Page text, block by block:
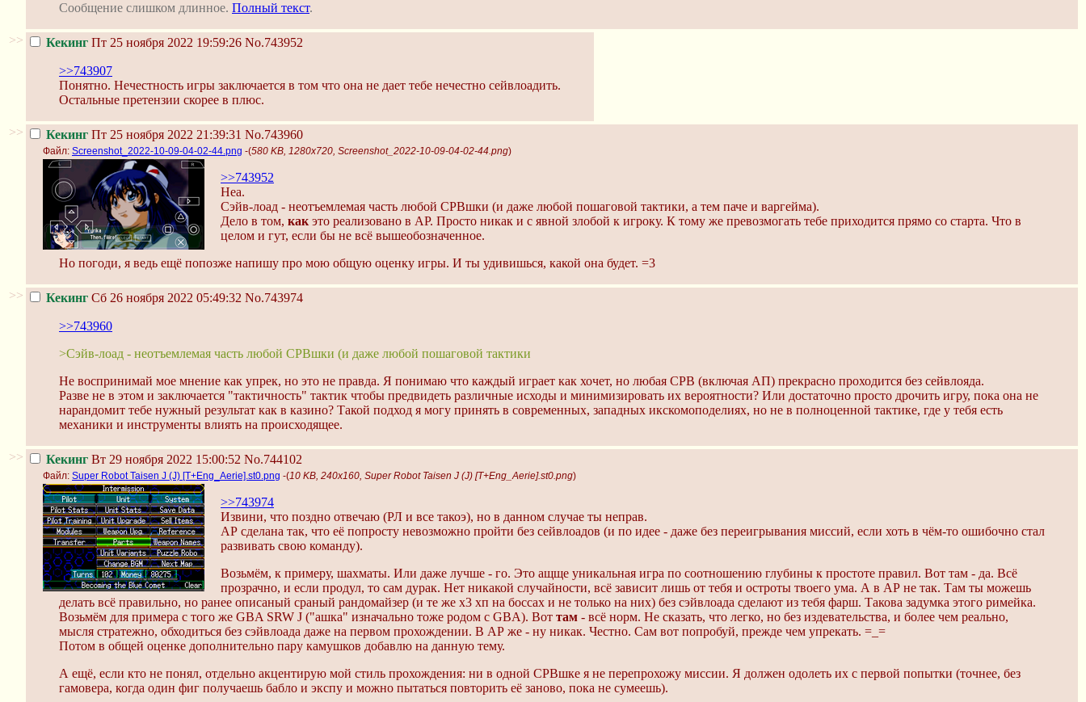
Сообщение слишком длинное. Полный текст.
>> Кекинг Пт 25 ноября 2022 19:59:26 No.743952
>>743907
Понятно. Нечестность игры заключается в том что она не дает тебе нечестно сейвлоадить.
Остальные претензии скорее в плюс.
>> Кекинг Пт 25 ноября 2022 21:39:31 No.743960
Файл: Screenshot_2022-10-09-04-02-44.png -(580 KB, 1280x720, Screenshot_2022-10-09-04-02-44.png)
>>743952
Неа.
Сэйв-лоад - неотъемлемая часть любой СРВшки (и даже любой пошаговой тактики, а тем паче и варгейма).
Дело в том, как это реализовано в АР. Просто никак и с явной злобой к игроку. К тому же превозмогать тебе приходится прямо со старта. Что в
целом и гут, если бы не всё вышеобозначенное.
Но погоди, я ведь ещё попозже напишу про мою общую оценку игры. И ты удивишься, какой она будет. =3
>> Кекинг Сб 26 ноября 2022 05:49:32 No.743974
>>743960
>Сэйв-лоад - неотъемлемая часть любой СРВшки (и даже любой пошаговой тактики
Не воспринимай мое мнение как упрек, но это не правда. Я понимаю что каждый играет как хочет, но любая СРВ (включая АП) прекрасно проходится без сейвлояда.
Разве не в этом и заключается "тактичность" тактик чтобы предвидеть различные исходы и минимизировать их вероятности? Или достаточно просто дрочить игру, пока она не
нарандомит тебе нужный результат как в казино? Такой подход я могу принять в современных, западных икскомоподелиях, но не в полноценной тактике, где у тебя есть
механики и инструменты влиять на происходящее.
>> Кекинг Вт 29 ноября 2022 15:00:52 No.744102
Файл: Super Robot Taisen J (J) [T+Eng_Aerie].st0.png -(10 KB, 240x160, Super Robot Taisen J (J) [T+Eng_Aerie].st0.png)
>>743974
Извини, что поздно отвечаю (РЛ и все такоэ), но в данном случае ты неправ.
АР сделана так, что её попросту невозможно пройти без сейвлоадов (и по идее - даже без переигрывания миссий, если хоть в чём-то ошибочно стал
развивать свою команду).
Возьмём, к примеру, шахматы. Или даже лучше - го. Это ащще уникальная игра по соотношению глубины к простоте правил. Вот там - да. Всё
прозрачно, и если продул, то сам дурак. Нет никакой случайности, всё зависит лишь от тебя и остроты твоего ума. А в АР не так. Там ты можешь
делать всё правильно, но ранее описаный сраный рандомайзер (и те же х3 хп на боссах и не только на них) без сэйвлоада сделают из тебя фарш. Такова задумка этого римейка.
Возьмём для примера с того же GBA SRW J ("ашка" изначально тоже родом с GBA). Вот там - всё норм. Не сказать, что легко, но без издевательства, и более чем реально,
мысля стратежно, обходиться без сэйвлоада даже на первом прохождении. В АР же - ну никак. Честно. Сам вот попробуй, прежде чем упрекать. =_=
Потом в общей оценке дополнительно пару камушков добавлю на данную тему.
А ещё, если кто не понял, отдельно акцентирую мой стиль прохождения: ни в одной СРВшке я не перепрохожу миссии. Я должен одолеть их с первой попытки (точнее, без
гамовера, когда один фиг получаешь бабло и экспу и можно пытаться повторить её заново, пока не сумеешь).